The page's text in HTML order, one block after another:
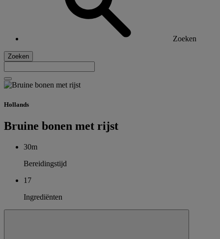
Zoeken
Zoeken
Hollands
Bruine bonen met rijst
30m
Bereidingstijd
17
Ingrediënten